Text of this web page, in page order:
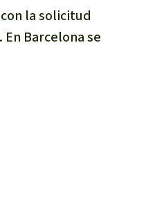
los
la solicitud
Barcelona se